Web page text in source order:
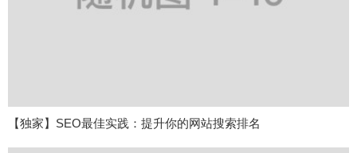
【独家】SEO最佳实践：提升你的网站搜索排名